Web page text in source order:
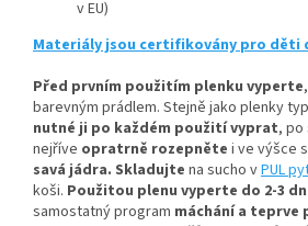
v EU)
Materiály jsou certifikovány pro děti
Před prvním použitím plenku vyperte
barevným prádlem. Stejně jako plenky
nutné ji po každém použití vyprat, po
nejříve opratrně rozepněte i ve výšce
savá jádra. Skladujte na sucho vPUL
koši. Použitou plenu vyperte do 2-3
samostatný program máchání a teprve